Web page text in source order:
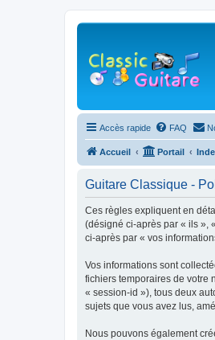
Accès rapide FAQ
Accueil Portail
Guitare Classique -
Ces règles expliquent en
(désigné ci-après par « ils »,
ci-après par « vos
Vos informations sont
fichiers temporaires de votre
« session-id »), tous deux
sujets que vous avez lus,
Nous pouvons également